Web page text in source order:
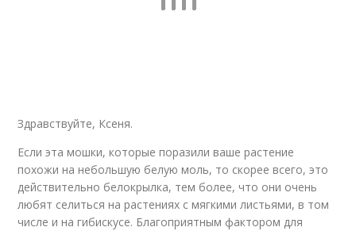
Здравствуйте, Ксеня.
Если эта мошки, которые поразили ваше растение
похожи на небольшую белую моль, то скорее всего, это
действительно белокрылка, тем более, что они очень
любят селиться на растениях с мягкими листьями, в том
числе и на гибискусе. Благоприятным фактором для